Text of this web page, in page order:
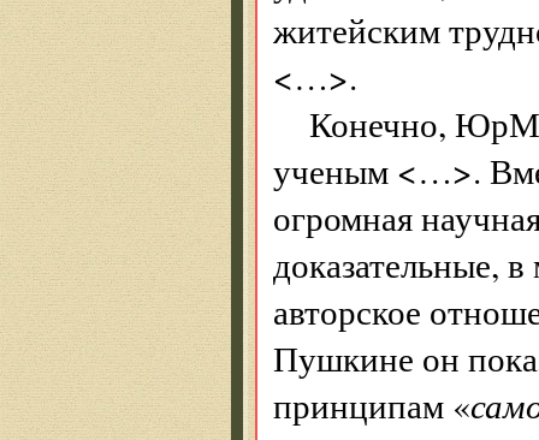
житейским
<…>.
Конечно,
ученым <…>.
огромная
доказательные,
авторское
Пушкине он
принципам «